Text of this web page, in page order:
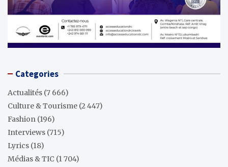
Categories
Actualités (7 666)
Culture & Tourisme (2 447)
Fashion (196)
Interviews (715)
Lyrics (18)
Médias & TIC (1 704)